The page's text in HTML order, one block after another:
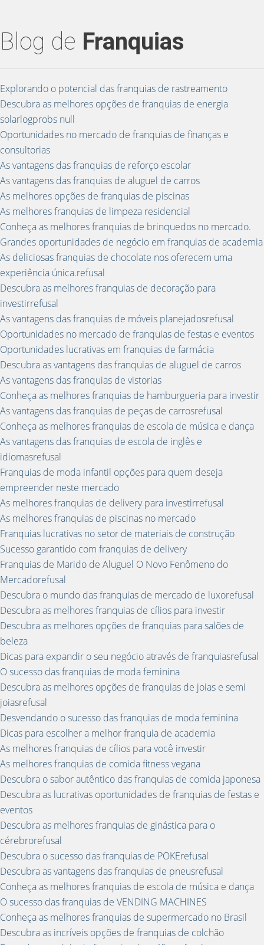
Blog de Franquias
Explorando o potencial das franquias de rastreamento
Descubra as melhores opções de franquias de energia
solarlogprobs null
Oportunidades no mercado de franquias de finanças e
consultorias
As vantagens das franquias de reforço escolar
As vantagens das franquias de aluguel de carros
As melhores opções de franquias de piscinas
As melhores franquias de limpeza residencial
Conheça as melhores franquias de brinquedos no mercado.
Grandes oportunidades de negócio em franquias de academia
As deliciosas franquias de chocolate nos oferecem uma
experiência única.refusal
Descubra as melhores franquias de decoração para
investirrefusal
As vantagens das franquias de móveis planejadosrefusal
Oportunidades no mercado de franquias de festas e eventos
Oportunidades lucrativas em franquias de farmácia
Descubra as vantagens das franquias de aluguel de carros
As vantagens das franquias de vistorias
Conheça as melhores franquias de hamburgueria para investir
As vantagens das franquias de peças de carrosrefusal
Conheça as melhores franquias de escola de música e dança
As vantagens das franquias de escola de inglês e
idiomasrefusal
Franquias de moda infantil opções para quem deseja
empreender neste mercado
As melhores franquias de delivery para investirrefusal
As melhores franquias de piscinas no mercado
Franquias lucrativas no setor de materiais de construção
Sucesso garantido com franquias de delivery
Franquias de Marido de Aluguel O Novo Fenômeno do
Mercadorefusal
Descubra o mundo das franquias de mercado de luxorefusal
Descubra as melhores franquias de cílios para investir
Descubra as melhores opções de franquias para salões de
beleza
Dicas para expandir o seu negócio através de franquiasrefusal
O sucesso das franquias de moda feminina
Descubra as melhores opções de franquias de joias e semi
joiasrefusal
Desvendando o sucesso das franquias de moda feminina
Dicas para escolher a melhor franquia de academia
As melhores franquias de cílios para você investir
As melhores franquias de comida fitness vegana
Descubra o sabor autêntico das franquias de comida japonesa
Descubra as lucrativas oportunidades de franquias de festas e
eventos
Descubra as melhores franquias de ginástica para o
cérebrorefusal
Descubra o sucesso das franquias de POKErefusal
Descubra as vantagens das franquias de pneusrefusal
Conheça as melhores franquias de escola de música e dança
O sucesso das franquias de VENDING MACHINES
Conheça as melhores franquias de supermercado no Brasil
Descubra as incríveis opções de franquias de colchão